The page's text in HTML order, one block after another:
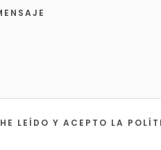
HE LEÍDO Y ACEPTO LA